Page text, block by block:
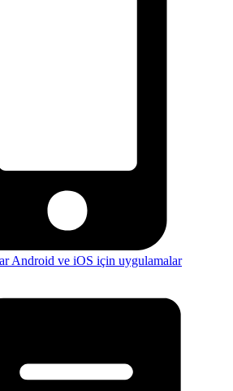
Android ve iOS için uygulamalar